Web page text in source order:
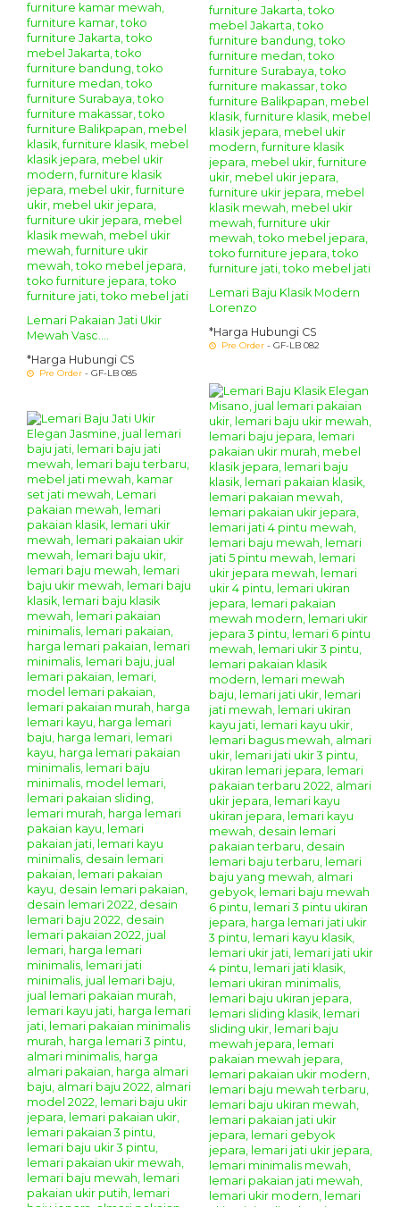
Lemari Pakaian Jati Ukir
Mewah Vasc....
*Harga Hubungi CS
Pre Order - GF-LB 085
Lemari Baju Klasik Modern
Lorenzo
*Harga Hubungi CS
Pre Order - GF-LB 082